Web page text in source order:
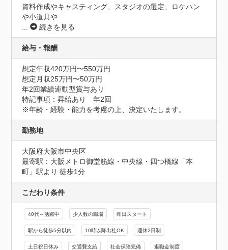
資料作成やキャスティング、スタジオの選定、ロケハン
や小道具や
...
続きを見る
給与・報酬
想定年収420万円〜550万円
想定月収25万円〜50万円
年2回業績連動型賞与あり
特記事項：昇給あり　年2回
※年齢・経験・能力を考慮の上、決定いたします。
勤務地
大阪府大阪市中央区
最寄駅：大阪メトロ御堂筋線・中央線・四つ橋線「本
町」駅より 徒歩1分
こだわり条件
40代～活躍中 少人数の職場 即日スタート
駅から徒歩5分以内 10時以降出社OK 週休2日制
土日祝日休み 交通費支給 社会保険完備 退職金制度